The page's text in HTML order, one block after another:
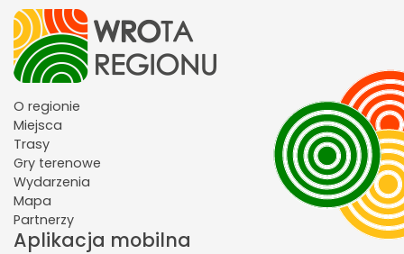
O regionie
Miejsca
Trasy
Gry terenowe
Wydarzenia
Mapa
Partnerzy
Aplikacja mobilna